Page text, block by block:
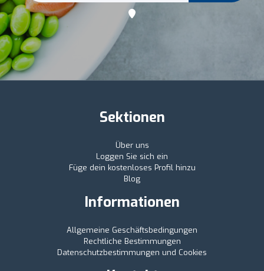
Sektionen
Über uns
Loggen Sie sich ein
Füge dein kostenloses Profil hinzu
Blog
Informationen
Allgemeine Geschäftsbedingungen
Rechtliche Bestimmungen
Datenschutzbestimmungen und Cookies